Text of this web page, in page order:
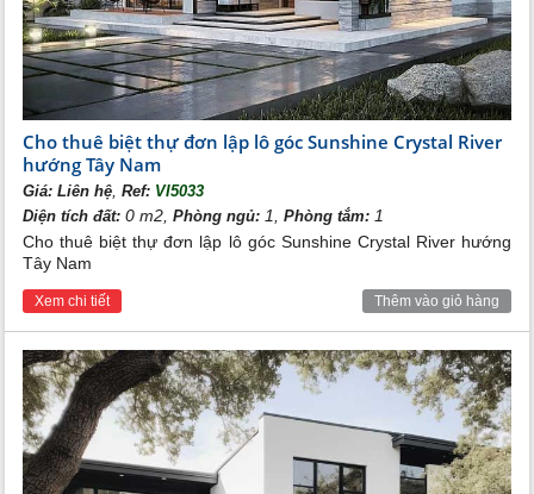
Cho thuê biệt thự đơn lập lô góc Sunshine Crystal River
hướng Tây Nam
Giá:Liên hệ,Ref: VI5033
Diện tích đất: 0 m2,Phòng ngủ: 1,Phòng tắm: 1
Cho thuê biệt thự đơn lập lô góc Sunshine Crystal River hướng
Tây Nam
Xem chi tiết Thêm vào giỏ hàng